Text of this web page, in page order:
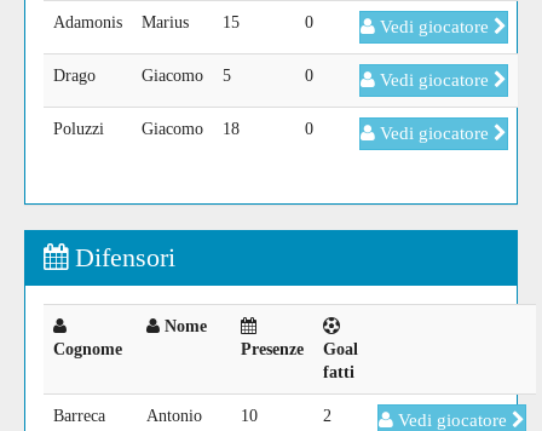
Adamonis Marius 15 0 Vedi giocatore
Drago Giacomo 5 0 Vedi giocatore
Poluzzi Giacomo 18 0 Vedi giocatore
Difensori
Cognome
Nome
Presenze
Goal
fatti
Barreca Antonio 10 2 Vedi giocatore